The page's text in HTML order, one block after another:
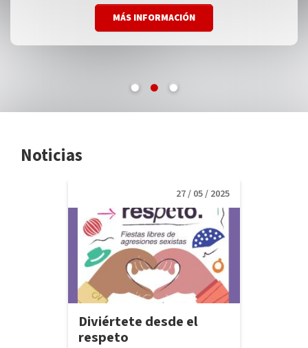
MÁS INFORMACIÓN
MÁS INFORMACIÓN
MÁS INFORMACIÓN
Noticias
Diviértete desde el
respeto
27 / 05 / 2025